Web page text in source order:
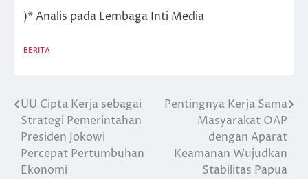
)* Analis pada Lembaga Inti Media
BERITA
Post
navigation
⁠UU Cipta Kerja sebagai
Strategi Pemerintahan
Presiden Jokowi
Percepat Pertumbuhan
Ekonomi
Pentingnya Kerja Sama
Masyarakat OAP
dengan Aparat
Keamanan Wujudkan
Stabilitas Papua